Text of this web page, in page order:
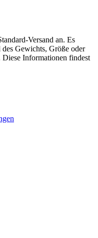
Versand an. Es
Gewichts, Größe oder
Diese Informationen findest